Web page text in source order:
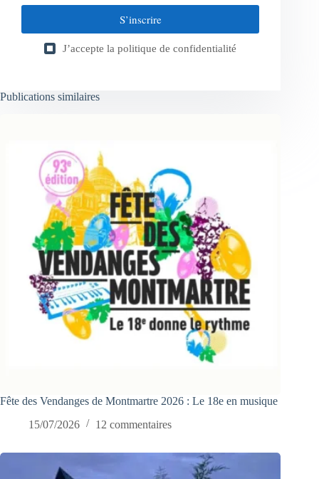
S’inscrire
J’accepte la politique de confidentialité
Publications similaires
Fête des Vendanges de Montmartre 2026 : Le 18e en musique
15/07/2026
12 commentaires